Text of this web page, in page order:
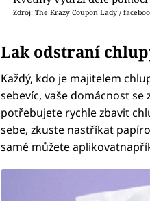
Zdroj: The Krazy Coupon Lady /
Lak odstraní
Každý, kdo je majitelem
sebevíc, vaše domácnost se
potřebujete rychle zbavit
sebe, zkuste nastříkat
samé můžete